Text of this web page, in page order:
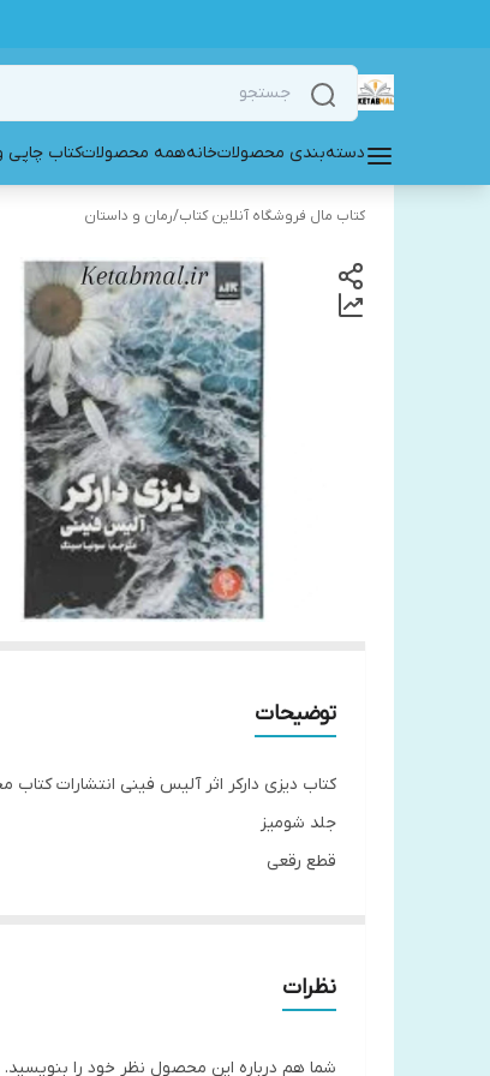
دسته‌بندی محصولاتخانههمه محصولاتکتاب چاپی
کتاب مال فروشگاه آنلاین کتاب/رمان و داستان
توضیحات
کتاب دیزی دارکر اثر آلیس فینی انتشارات کتاب
جلد شومیز
قطع رقعی
کاغذ بالک
نظرات
شما هم درباره این محصول نظر خود را بنویسید.